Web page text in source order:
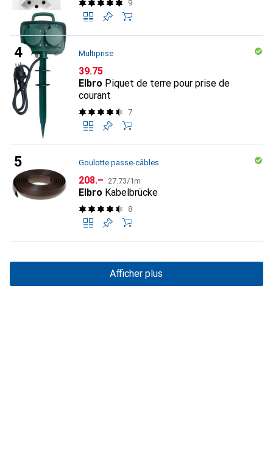
9
Multiprise
CHF
39.75
Elbro Piquet de terre pour prise de
courant
7
Goulotte passe-câbles
CHF
208.– CHF
27.73/1m
Elbro Kabelbrücke
8
Afficher plus